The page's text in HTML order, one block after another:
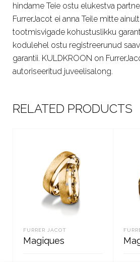
hindame Teie ostu elukestva
FurrerJacot ei anna Teile mitte
tootmisvigade kohustuslikku
kodulehel ostu registreerunud
garantii. KULDKROON on
autoriseeritud juveelisalong.
RELATED PRODUCTS
FURRER JACOT
Magiques